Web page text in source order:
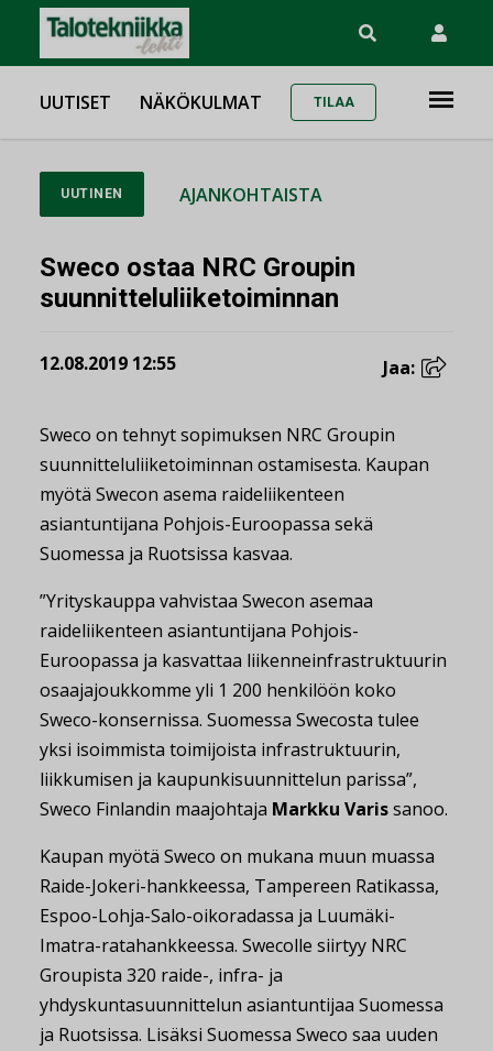
UUTISET NÄKÖKULMAT TILAA
UUTINEN AJANKOHTAISTA
Sweco ostaa NRC Groupin
suunnitteluliiketoiminnan
12.08.2019 12:55 Jaa:
Sweco on tehnyt sopimuksen NRC Groupin
suunnitteluliiketoiminnan ostamisesta. Kaupan
myötä Swecon asema raideliikenteen
asiantuntijana Pohjois-Euroopassa sekä
Suomessa ja Ruotsissa kasvaa.
”Yrityskauppa vahvistaa Swecon asemaa
raideliikenteen asiantuntijana Pohjois-
Euroopassa ja kasvattaa liikenneinfrastruktuurin
osaajajoukkomme yli 1 200 henkilöön koko
Sweco-konsernissa. Suomessa Swecosta tulee
yksi isoimmista toimijoista infrastruktuurin,
liikkumisen ja kaupunkisuunnittelun parissa”,
Sweco Finlandin maajohtaja Markku Varissanoo.
Kaupan myötä Sweco on mukana muun muassa
Raide-Jokeri-hankkeessa, Tampereen Ratikassa,
Espoo-Lohja-Salo-oikoradassa ja Luumäki-
Imatra-ratahankkeessa. Swecolle siirtyy NRC
Groupista 320 raide-, infra- ja
yhdyskuntasuunnittelun asiantuntijaa Suomessa
ja Ruotsissa. Lisäksi Suomessa Sweco saa uuden